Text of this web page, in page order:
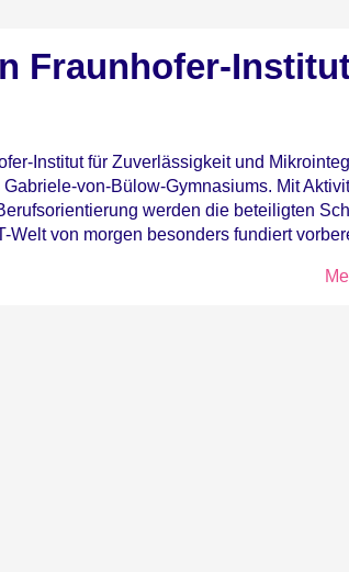
Fraunhofer-
Institut für Zuverlässigkeit und
von-Bülow-Gymnasiums. Mit
werden die beteiligten
Welt von morgen besonders fundiert